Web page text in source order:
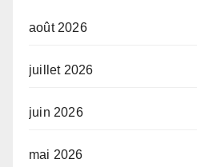
août 2026
juillet 2026
juin 2026
mai 2026